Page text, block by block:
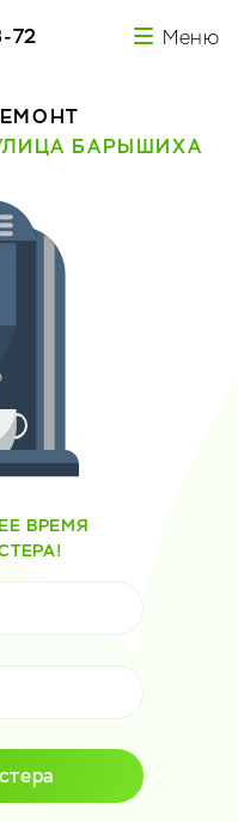
72 Меню
БАРЫШИХА
ВРЕМЯ